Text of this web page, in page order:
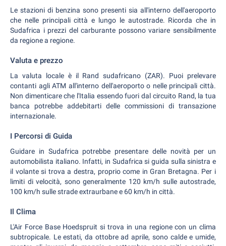
Le stazioni di benzina sono presenti sia all'interno dell'aeroporto
che nelle principali città e lungo le autostrade. Ricorda che in
Sudafrica i prezzi del carburante possono variare sensibilmente
da regione a regione.
Valuta e prezzo
La valuta locale è il Rand sudafricano (ZAR). Puoi prelevare
contanti agli ATM all'interno dell'aeroporto o nelle principali città.
Non dimenticare che l'Italia essendo fuori dal circuito Rand, la tua
banca potrebbe addebitarti delle commissioni di transazione
internazionale.
I Percorsi di Guida
Guidare in Sudafrica potrebbe presentare delle novità per un
automobilista italiano. Infatti, in Sudafrica si guida sulla sinistra e
il volante si trova a destra, proprio come in Gran Bretagna. Per i
limiti di velocità, sono generalmente 120 km/h sulle autostrade,
100 km/h sulle strade extraurbane e 60 km/h in città.
Il Clima
L'Air Force Base Hoedspruit si trova in una regione con un clima
subtropicale. Le estati, da ottobre ad aprile, sono calde e umide,